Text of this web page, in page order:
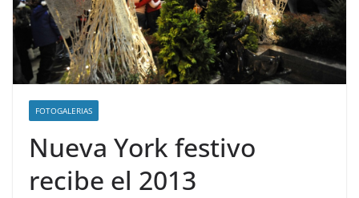
FOTOGALERIAS
Nueva York festivo
recibe el 2013